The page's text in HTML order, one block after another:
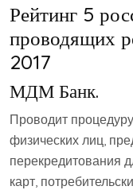
Рейтинг 5
проводящих
2017
МДМ Банк.
Проводит
физических лиц,
перекредитования
карт,